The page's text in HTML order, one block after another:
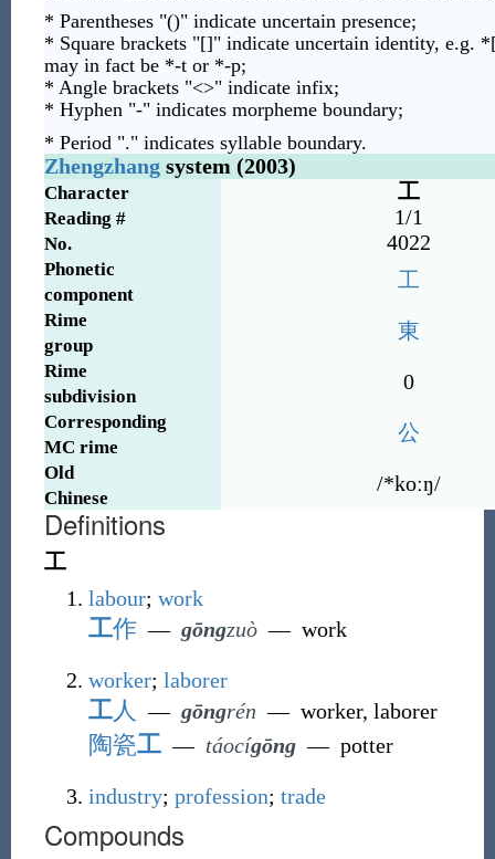
* Parentheses "()" indicate uncertain presence;
* Square brackets "[]" indicate uncertain identity, e.g.
may in fact be *-t or *-p;
* Angle brackets "<>" indicate infix;
* Hyphen "-" indicates morpheme boundary;
* Period "." indicates syllable boundary.
Zhengzhangsystem (2003)
Character 工
Reading # 1/1
No. 4022
Phonetic
component
工
Rime
group
東
Rime
subdivision
0
Corresponding
MC rime
公
Old
Chinese
/*koːŋ/
Definitions
工
labour; work
工作 ― gōngzuò ― work
worker; laborer
工人 ― gōngrén ― worker, laborer
陶瓷工 ― táocígōng ― potter
industry; profession; trade
Compounds